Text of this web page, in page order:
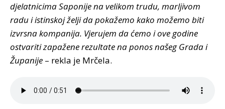
djelatnicima Saponije na velikom trudu, marljivom
radu i istinskoj želji da pokažemo kako možemo biti
izvrsna kompanija. Vjerujem da ćemo i ove godine
ostvariti zapažene rezultate na ponos našeg Grada i
Županije – rekla je Mrčela.